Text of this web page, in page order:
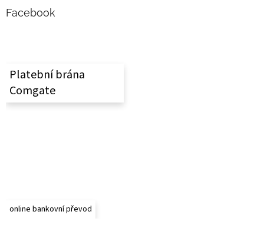
Facebook
Platební brána
Comgate
online bankovní převod